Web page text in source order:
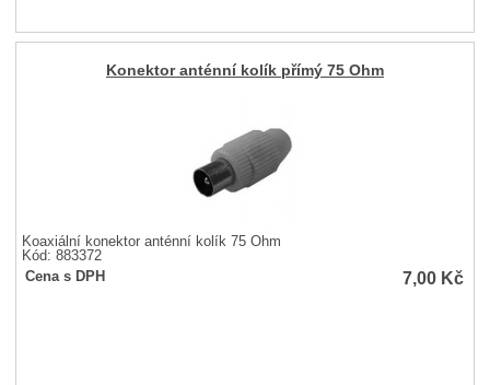
Konektor anténní kolík přímý 75 Ohm
Koaxiální konektor anténní kolík 75 Ohm
Kód: 883372
Cena s DPH
7,00 Kč